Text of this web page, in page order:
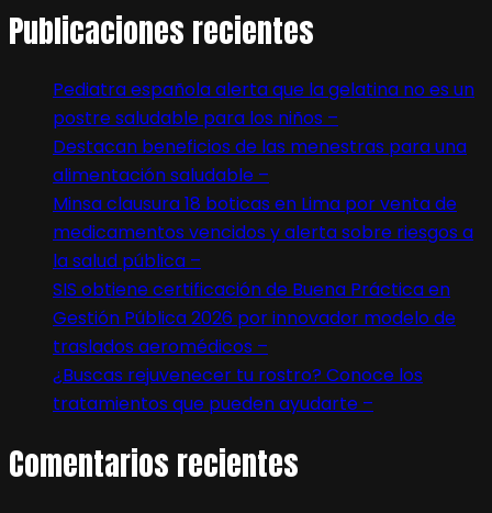
Publicaciones recientes
Pediatra española alerta que la gelatina no es un
postre saludable para los niños –
Destacan beneficios de las menestras para una
alimentación saludable –
Minsa clausura 18 boticas en Lima por venta de
medicamentos vencidos y alerta sobre riesgos a
la salud pública –
SIS obtiene certificación de Buena Práctica en
Gestión Pública 2026 por innovador modelo de
traslados aeromédicos –
¿Buscas rejuvenecer tu rostro? Conoce los
tratamientos que pueden ayudarte –
Comentarios recientes